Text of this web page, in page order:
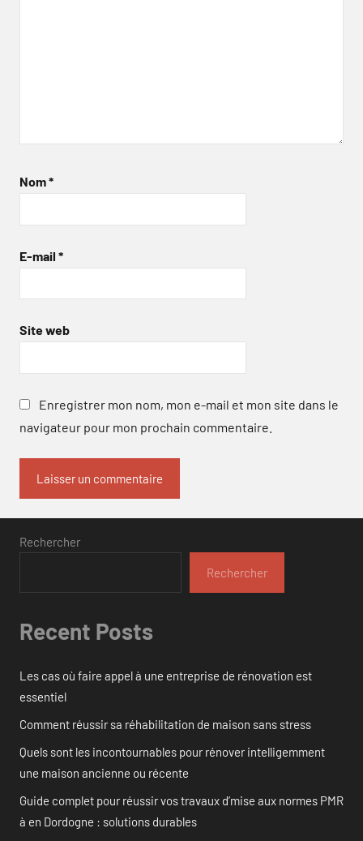
Nom*
E-mail *
Site web
Enregistrer mon nom, mon e-mail et mon site dans le
navigateur pour mon prochain commentaire.
Rechercher
Rechercher
Recent Posts
Les cas où faire appel à une entreprise de rénovation est
essentiel
Comment réussir sa réhabilitation de maison sans stress
Quels sont les incontournables pour rénover intelligemment
une maison ancienne ou récente
Guide complet pour réussir vos travaux d’mise aux normes PMR
à en Dordogne : solutions durables